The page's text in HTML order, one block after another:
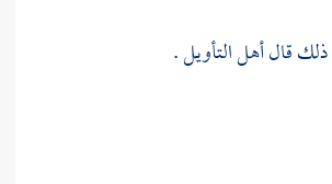
قال أهل التأويل .